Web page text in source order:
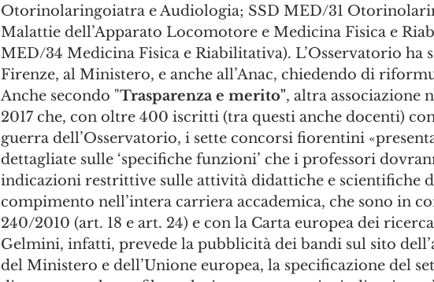
Otorinolaringoiatra e Audiologia; SSD MED/31
Malattie dell’Apparato Locomotore e Medicina Fisica e
MED/34 Medicina Fisica e Riabilitativa). L’Osservatorio ha
Firenze, al Ministero, e anche all’Anac, chiedendo di
Anche secondo "Trasparenza e merito", altra associazione
2017 che, con oltre 400 iscritti (tra questi anche docenti)
guerra dell’Osservatorio, i sette concorsi fiorentini
dettagliate sulle ‘specifiche funzioni’ che i professori
indicazioni restrittive sulle attività didattiche e scientifiche
compimento nell’intera carriera accademica, che sono in
240/2010 (art. 18 e art. 24) e con la Carta europea dei
Gelmini, infatti, prevede la pubblicità dei bandi sul sito
del Ministero e dell’Unione europea, la specificazione del